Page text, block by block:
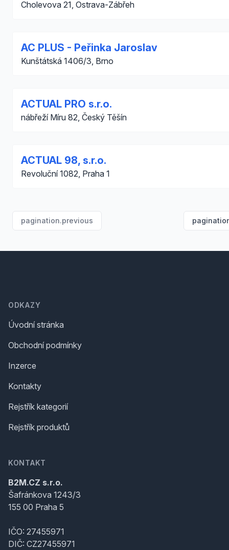
Cholevova 21, Ostrava-Zábřeh
AC PLUS - Peřinka Jaroslav
Kunštátská 1406/3, Brno
ACTUAL PRO s.r.o.
nábřeží Míru 82, Český Těšín
ACTUAL 98, s.r.o.
Revoluční 1082, Praha 1
pagination.previous
ODKAZY
Úvodní stránka
Obchodní podmínky
Inzerce
Kontakty
Rejstřík kategorií
Rejstřík produktů
KONTAKT
B2M.CZ s.r.o.
Šafránkova 1243/3
155 00 Praha 5
IČO: 27455971
DIČ: CZ27455971